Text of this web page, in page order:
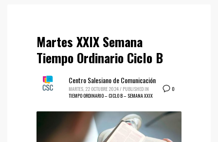
Martes XXIX Semana
Tiempo Ordinario Ciclo B
0
Centro Salesiano de Comunicación
MARTES, 22 OCTUBRE 2024/ PUBLISHED IN
TIEMPO ORDINARIO – CICLO B – SEMANA XXIX